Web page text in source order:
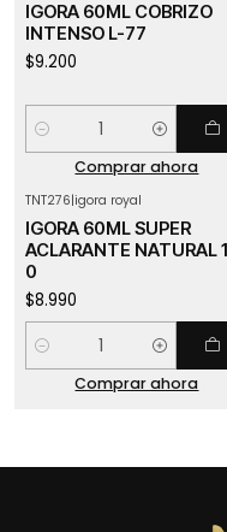
IGORA 60ML COBRIZO
INTENSO L-77
$9.200
Cantidad
Comprar ahora
TNT276|igora royal
IGORA 60ML SUPER
ACLARANTE NATURAL
0
$8.990
Cantidad
Comprar ahora